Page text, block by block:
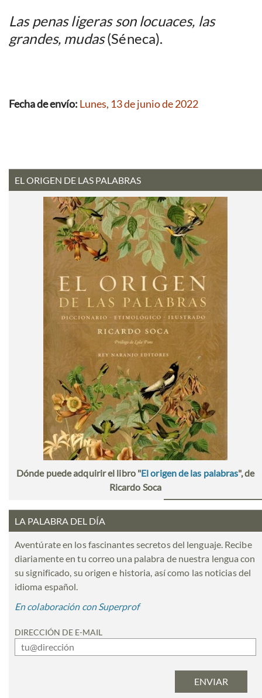
Las penas ligeras son locuaces, las
grandes, mudas(Séneca).
Fecha de envío: Lunes, 13 de junio de 2022
EL ORIGEN DE LAS PALABRAS
Dónde puede adquirir el libro "El origen de las palabras", de
Ricardo Soca
LA PALABRA DEL DÍA
Aventúrate en los fascinantes secretos del lenguaje. Recibe
diariamente en tu correo una palabra de nuestra lengua con
su significado, su origen e historia, así como las noticias del
idioma español.
En colaboración con Superprof
DIRECCIÓN DE E-MAIL